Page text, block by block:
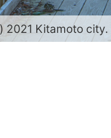
2021 Kitamoto city.